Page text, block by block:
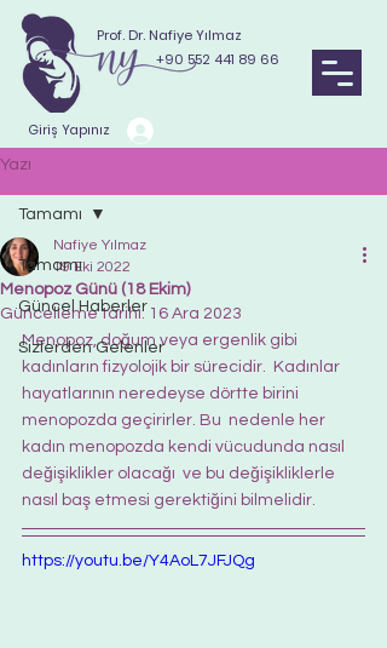
Prof. Dr. Nafiye Yılmaz
+90 552 441 89 66
Giriş Yapınız
Yazı
Tamamı
Güncel Haberler
Sizlerden Gelenler
Tamamı
Menopoz Günü (18 Ekim)
Nafiye Yılmaz
19 Eki 2022
Güncelleme tarihi: 16 Ara 2023
Menopoz, doğum veya ergenlik gibi
kadınların fizyolojik bir sürecidir.  Kadınlar
hayatlarının neredeyse dörtte birini
menopozda geçirirler. Bu  nedenle her
kadın menopozda kendi vücudunda nasıl
değişiklikler olacağı  ve bu değişikliklerle
nasıl baş etmesi gerektiğini bilmelidir.
https://youtu.be/Y4AoL7JFJQg